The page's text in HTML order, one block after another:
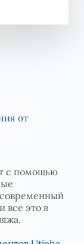
от
с помощью
это в